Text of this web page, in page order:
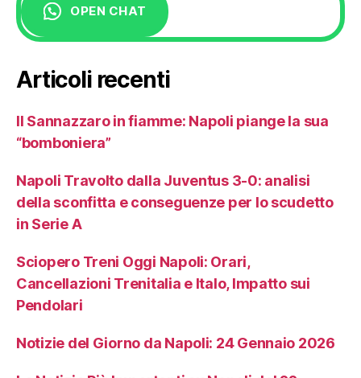
OPEN CHAT
Articoli recenti
Il Sannazzaro in fiamme: Napoli piange la sua
“bomboniera”
Napoli Travolto dalla Juventus 3-0: analisi
della sconfitta e conseguenze per lo scudetto
in Serie A
Sciopero Treni Oggi Napoli: Orari,
Cancellazioni Trenitalia e Italo, Impatto sui
Pendolari
Notizie del Giorno da Napoli: 24 Gennaio 2026